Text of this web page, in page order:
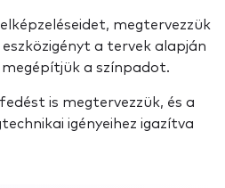
megtervezzük
a tervek alapján
a színpadot.
is megtervezzük, és a
igényeihez igazítva